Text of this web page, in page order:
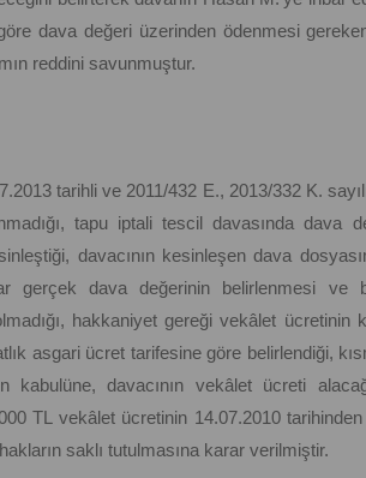
dava değeri üzerinden ödenmesi
reddini savunmuştur.
tarihli ve 2011/432 E., 2013/332 K.
tapu iptali tescil davasında dava
davacının kesinleşen dava
gerçek dava değerinin belirlenmesi ve
hakkaniyet gereği vekâlet ücretinin
asgari ücret tarifesine göre belirlendiği,
davacının vekâlet ücreti
TL vekâlet ücretinin 14.07.2010
saklı tutulmasına karar verilmiştir.